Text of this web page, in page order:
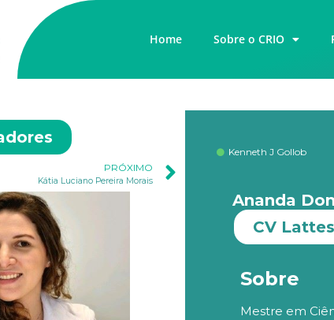
Home Sobre o CRIO
PRÓXIMO
Kátia Luciano Pereira Morais
Kenneth J Gollob
Ananda
CV Lattes
Sobre
Mestre em